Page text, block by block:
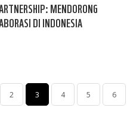
MENDORONG
DI INDONESIA
Page
2 Halaman
3 Page
4 Page
5 6